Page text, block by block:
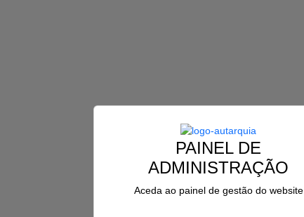
PAINEL DE
ADMINISTRAÇÃO
Aceda ao painel de gestão do website